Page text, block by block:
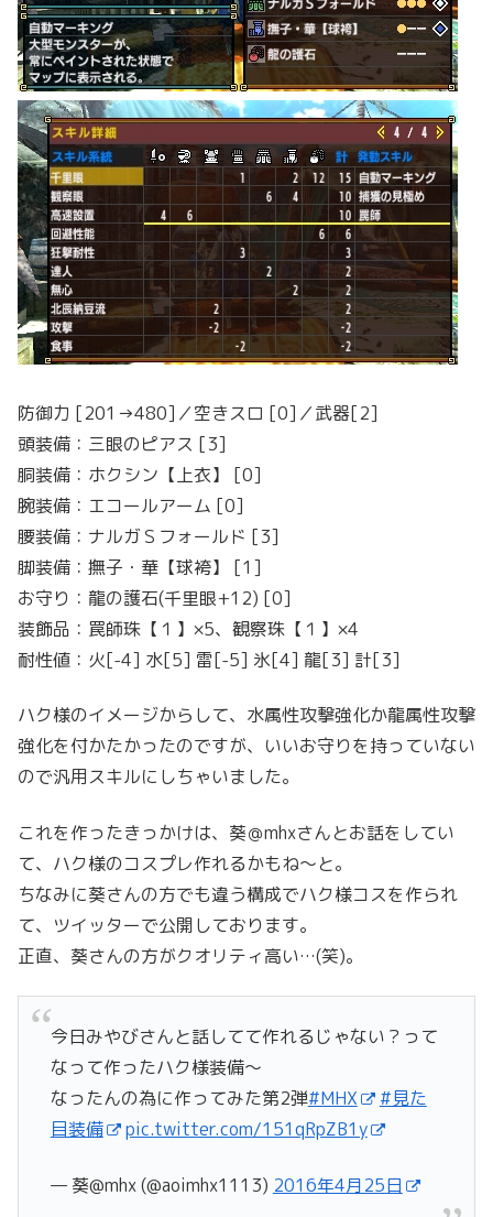
防御力 [201→480]／空きスロ [0]／武器[2]
頭装備：三眼のピアス [3]
胴装備：ホクシン【上衣】 [0]
腕装備：エコールアーム [0]
腰装備：ナルガＳフォールド [3]
脚装備：撫子・華【球袴】 [1]
お守り：龍の護石(千里眼+12) [0]
装飾品：罠師珠【１】×5、観察珠【１】×4
耐性値：火[-4] 水[5] 雷[-5] 氷[4] 龍[3] 計[3]
ハク様のイメージからして、水属性攻撃強化か龍属性攻撃
強化を付かたかったのですが、いいお守りを持っていない
ので汎用スキルにしちゃいました。
これを作ったきっかけは、葵＠mhxさんとお話をしてい
て、ハク様のコスプレ作れるかもね〜と。
ちなみに葵さんの方でも違う構成でハク様コスを作られ
て、ツイッターで公開しております。
正直、葵さんの方がクオリティ高い…(笑)。
今日みやびさんと話してて作れるじゃない？って
なって作ったハク様装備〜
なったんの為に作ってみた第2弾#MHX
#見た
目装備
pic.twitter.com/151qRpZB1y
— 葵@mhx (@aoimhx1113) 2016年4月25日